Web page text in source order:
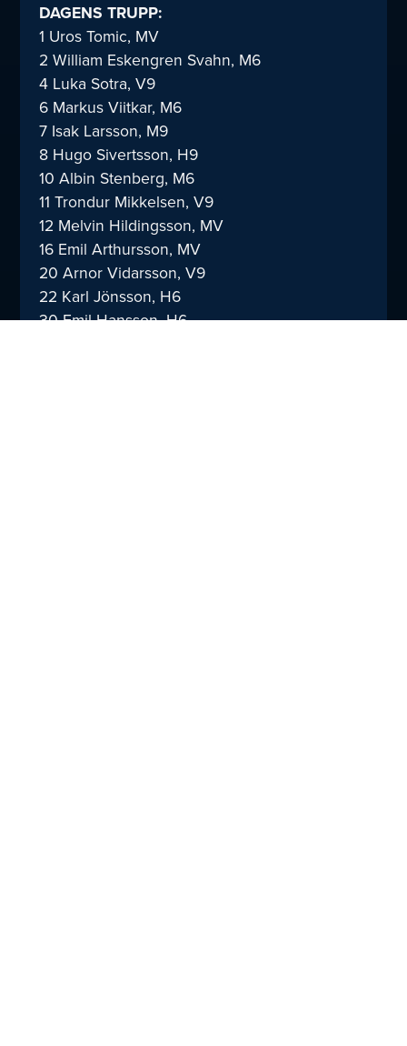
DAGENS TRUPP:
1 Uros Tomic, MV
2 William Eskengren Svahn, M6
4 Luka Sotra, V9
6 Markus Viitkar, M6
7 Isak Larsson, M9
8 Hugo Sivertsson, H9
10 Albin Stenberg, M6
11 Trondur Mikkelsen, V9
12 Melvin Hildingsson, MV
16 Emil Arthursson, MV
20 Arnor Vidarsson, V9
22 Karl Jönsson, H6
30 Emil Hansson, H6